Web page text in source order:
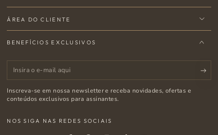
ÁREA DO CLIENTE
BENEFÍCIOS EXCLUSIVOS
Insira
o
e-
Inscreva-se em nossa newsletter e receba novidades, ofertas e
conteúdos exclusivos para assinantes.
NOS SIGA NAS REDES SOCIAIS